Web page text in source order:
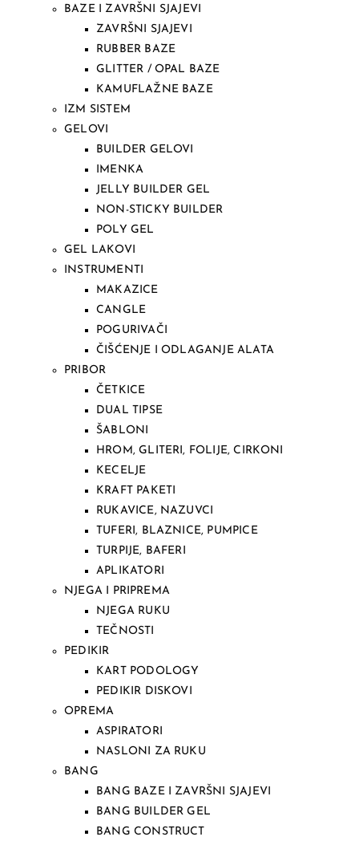
BAZE I ZAVRŠNI SJAJEVI
ZAVRŠNI SJAJEVI
RUBBER BAZE
GLITTER / OPAL BAZE
KAMUFLAŽNE BAZE
IZM SISTEM
GELOVI
BUILDER GELOVI
IMENKA
JELLY BUILDER GEL
NON-STICKY BUILDER
POLY GEL
GEL LAKOVI
INSTRUMENTI
MAKAZICE
CANGLE
POGURIVAČI
ČIŠĆENJE I ODLAGANJE ALATA
PRIBOR
ČETKICE
DUAL TIPSE
ŠABLONI
HROM, GLITERI, FOLIJE, CIRKONI
KECELJE
KRAFT PAKETI
RUKAVICE, NAZUVCI
TUFERI, BLAZNICE, PUMPICE
TURPIJE, BAFERI
APLIKATORI
NJEGA I PRIPREMA
NJEGA RUKU
TEČNOSTI
PEDIKIR
KART PODOLOGY
PEDIKIR DISKOVI
OPREMA
ASPIRATORI
NASLONI ZA RUKU
BANG
BANG BAZE I ZAVRŠNI SJAJEVI
BANG BUILDER GEL
BANG CONSTRUCT